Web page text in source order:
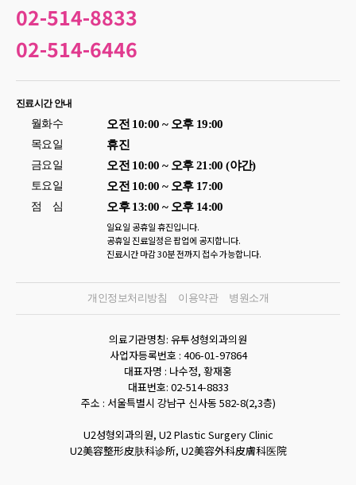
02-514-8833
02-514-6446
진료시간 안내
월화수
목요일
금요일
토요일
점
심
오전 10:00 ~ 오후 19:00
휴진
오전 10:00 ~ 오후 21:00 (야간)
오전 10:00 ~ 오후 17:00
오후 13:00 ~ 오후 14:00
일요일 공휴일 휴진입니다.
공휴일 진료일정은 팝업에 공지합니다.
진료시간 마감 30분 전까지 접수 가능합니다.
개인정보처리방침 이용약관 병원소개
의료기관명칭: 유투성형외과의원
사업자등록번호 : 406-01-97864
대표자명 : 나수정, 황재홍
대표번호: 02-514-8833
주소 : 서울특별시 강남구 신사동 582-8(2,3층)
U2성형외과의원, U2 Plastic Surgery Clinic
U2美容整形皮肤科诊所, U2美容外科皮膚科医院